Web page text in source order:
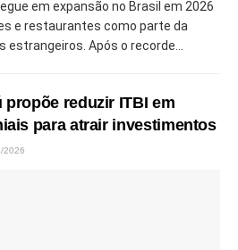
em expansão no Brasil em 2026
e restaurantes como parte da
Após o recorde...
reduzir ITBI em
para atrair investimentos
2026